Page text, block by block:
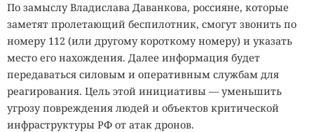
По замыслу Владислава Даванкова, россияне, которые
заметят пролетающий беспилотник, смогут звонить по
номеру 112 (или другому короткому номеру) и указать
место его нахождения. Далее информация будет
передаваться силовым и оперативным службам для
реагирования. Цель этой инициативы — уменьшить
угрозу повреждения людей и объектов критической
инфраструктуры РФ от атак дронов.